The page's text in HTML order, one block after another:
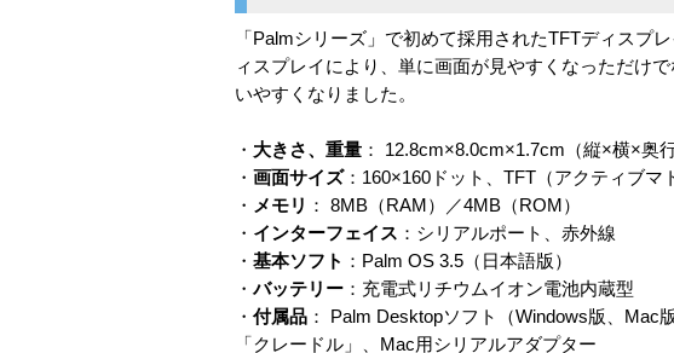
「Palmシリーズ」で初めて採用されたTFTディスプ
ィスプレイにより、単に画面が見やすくなっただけ
いやすくなりました。
・ 大きさ、重量 ： 12.8cm×8.0cm×1.7cm（縦×横×奥
・ 画面サイズ：160×160ドット、TFT（アクティブマ
・ メモリ ： 8MB（RAM）／4MB（ROM）
・ インターフェイス ：シリアルポート、赤外線
・ 基本ソフト ：Palm OS 3.5（日本語版）
・ バッテリー ：充電式リチウムイオン電池内蔵型
・ 付属品 ： Palm Desktopソフト（Windows版、
「クレードル」、Mac用シリアルアダプター